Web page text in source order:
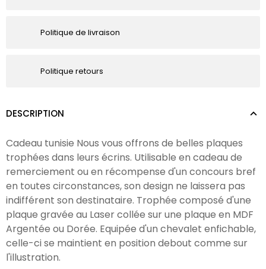
Politique de livraison
Politique retours
DESCRIPTION
Cadeau tunisie Nous vous offrons de belles plaques
trophées dans leurs écrins. Utilisable en cadeau de
remerciement ou en récompense d'un concours bref
en toutes circonstances, son design ne laissera pas
indifférent son destinataire. Trophée composé d'une
plaque gravée au Laser collée sur une plaque en MDF
Argentée ou Dorée. Equipée d'un chevalet enfichable,
celle-ci se maintient en position debout comme sur
l'illustration.